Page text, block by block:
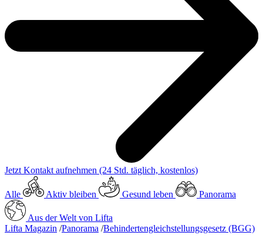
Jetzt Kontakt aufnehmen (24 Std. täglich, kostenlos)
Alle Aktiv bleiben Gesund leben Panorama
Aus der Welt von Lifta
Lifta Magazin /Panorama /Behindertengleich­stellungsgesetz (BGG)